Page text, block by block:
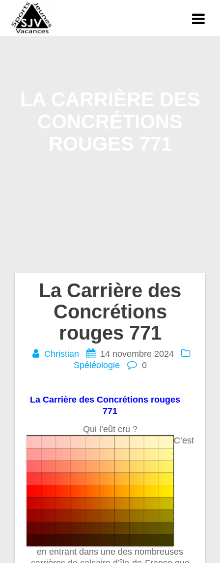
La Carrière des
Concrétions
rouges 771
Christian
14 novembre 2024
Spéléologie
0
La Carrière des Concrétions rouges
771
Qui l’eût cru ?
C’est
en entrant dans une des nombreuses
Navigation
l’article